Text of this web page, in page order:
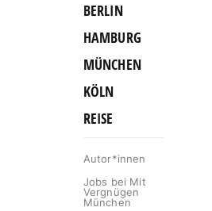
BERLIN
HAMBURG
MÜNCHEN
KÖLN
REISE
Autor*innen
Jobs bei Mit
Vergnügen
München